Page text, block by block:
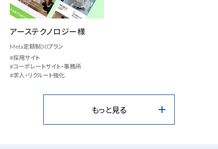
アーステクノロジー様
Meta定額制30プラン
採用サイト
コーポレートサイト・事務所
求人・リクルート強化
もっと見る